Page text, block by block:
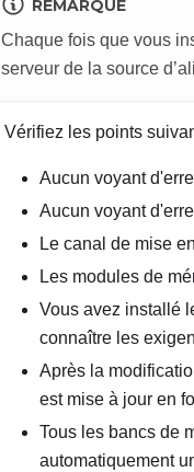
REMARQUE
Chaque fois que vous
serveur de la source
Vérifiez les points
Aucun voyant
Aucun voyant
Le canal de mise
Les modules de
Vous avez installé
connaître les
Après la
est mise à jour en
Tous les bancs de
automatiquement